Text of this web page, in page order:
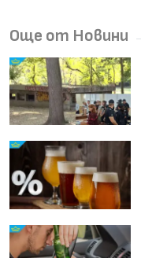
Още от Новини